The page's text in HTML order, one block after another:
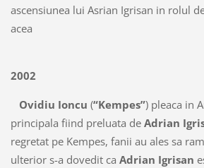
ascensiunea lui Asrian Igrisan in rolul
acea
2002
Ovidiu Ioncu (“Kempes”) pleaca in
principala fiind preluata de Adrian
regretat pe Kempes, fanii au ales sa
ulterior s-a dovedit ca Adrian Igrisan